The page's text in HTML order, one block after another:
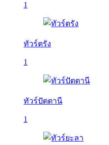
1
ทัวร์ตรัง
1
ทัวร์ปัตตานี
1